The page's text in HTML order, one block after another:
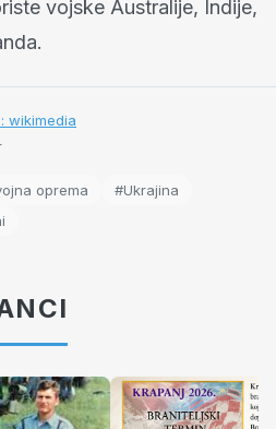
vojske Australije, Indije,
wikimedia
oprema
#Ukrajina